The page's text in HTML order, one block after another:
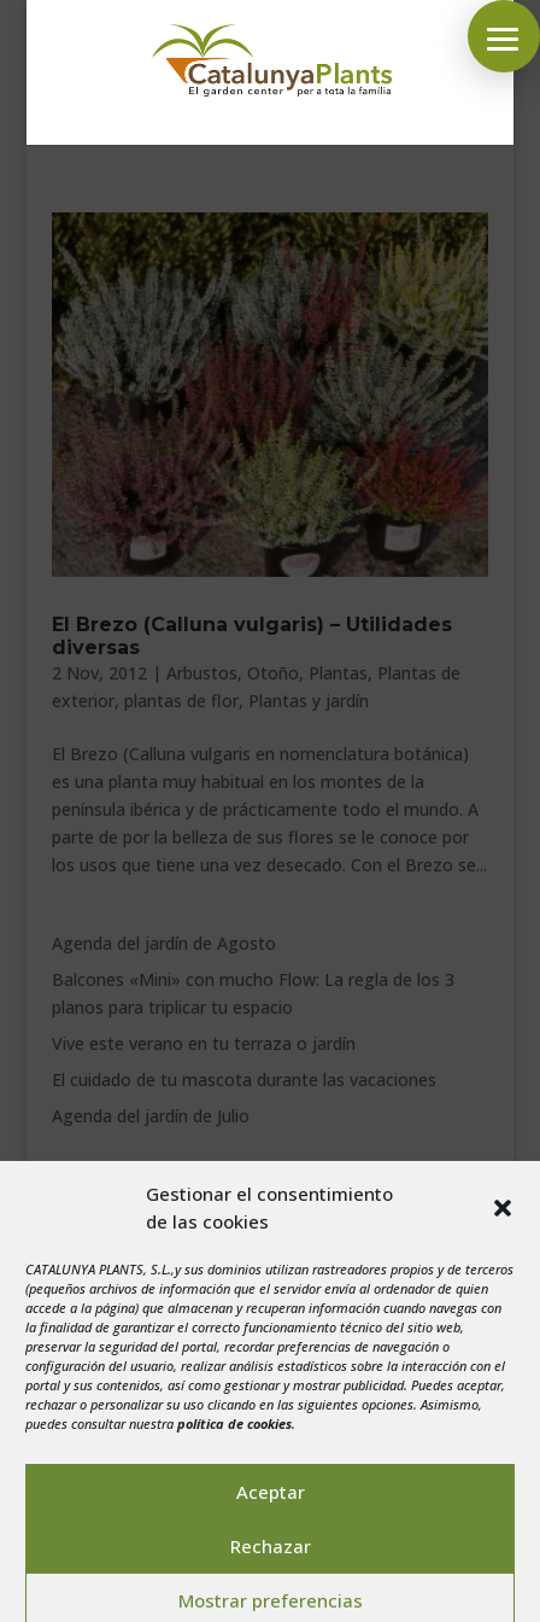
Gestionar el consentimiento
de las cookies
CATALUNYA PLANTS, S.L.,y sus dominios utilizan rastreadores propios y de terceros
(pequeños archivos de información que el servidor envía al ordenador de quien
accede a la página) que almacenan y recuperan información cuando navegas con
la finalidad de garantizar el correcto funcionamiento técnico del sitio web,
preservar la seguridad del portal, recordar preferencias de navegación o
configuración del usuario, realizar análisis estadísticos sobre la interacción con el
portal y sus contenidos, así como gestionar y mostrar publicidad. Puedes aceptar,
rechazar o personalizar su uso clicando en las siguientes opciones. Asimismo,
puedes consultar nuestra política de cookies.
Aceptar
Rechazar
Mostrar preferencias
SÍGUENOS EN:
INICIO
PLANTAS
COMPLEMENTOS JARDÍN
MASCOTAS
DECORACIÓN
HORARIO GARDEN
CONTACTAR
___________________________
VEURE EN CATALÀ
El Brezo (Calluna vulgaris) – Utilidades
diversas
2 Nov, 2012| Arbustos, Otoño, Plantas, Plantas de
exterior, plantas de flor, Plantas y jardín
El Brezo (Calluna vulgaris en nomenclatura botánica)
es una planta muy habitual en los montes de la
península ibérica y de prácticamente todo el mundo. A
parte de por la belleza de sus flores se le conoce por
los usos que tiene una vez desecado. Con el Brezo se...
Agenda del jardín de Agosto
Balcones «Mini» con mucho Flow: La regla de los 3
planos para triplicar tu espacio
Vive este verano en tu terraza o jardín
El cuidado de tu mascota durante las vacaciones
Agenda del jardín de Julio
X J V S
3
4 5 6 7 8
9
10
11 12 13 14 15
16
17
18 19 20 21 22
23
24
25 26 27 28 29
30
31
Política de privacidad